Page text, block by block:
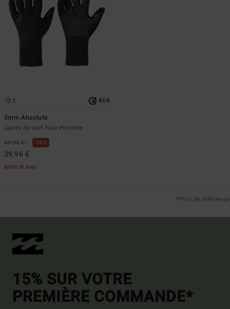
1 ÉCO
3mm Absolute
Gants de surf Noir Homme
49,95 €* 20%
39,96 €
BONS PLANS
*Prix de référence
15% SUR VOTRE
PREMIÈRE COMMANDE*